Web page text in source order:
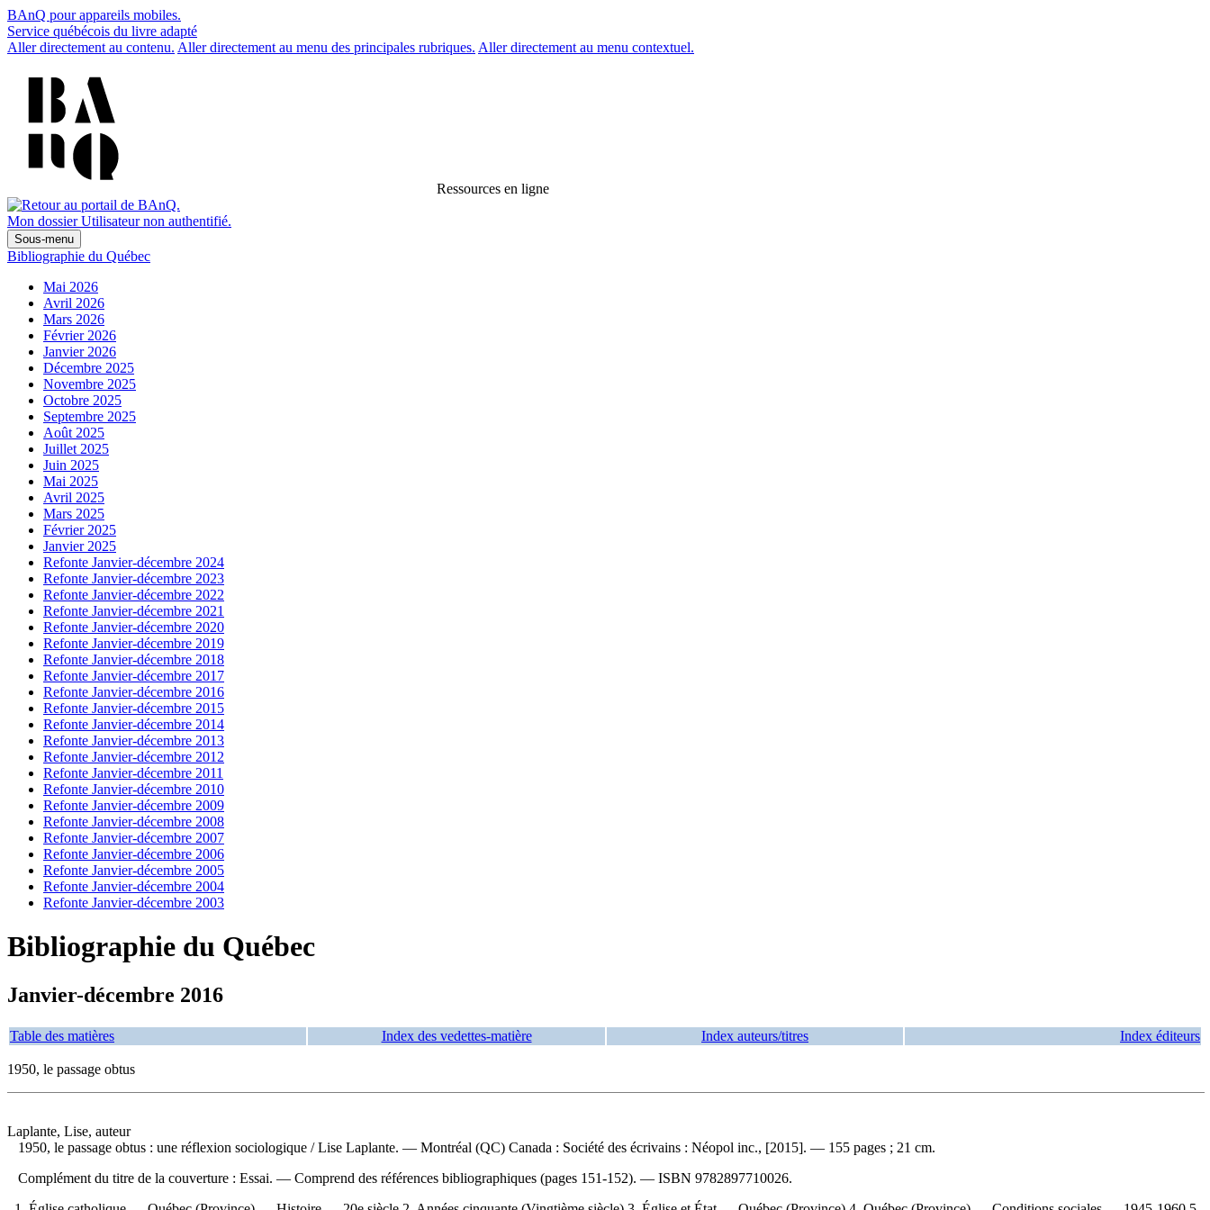
BAnQ pour appareils mobiles.
Service québécois du livre adapté
Aller directement au contenu. Aller directement au menu des principales rubriques. Aller directement au menu contextuel.
Ressources en ligne
Mon dossier Utilisateur non authentifié.
Sous-menu
Bibliographie du Québec
Mai 2026
Avril 2026
Mars 2026
Février 2026
Janvier 2026
Décembre 2025
Novembre 2025
Octobre 2025
Septembre 2025
Août 2025
Juillet 2025
Juin 2025
Mai 2025
Avril 2025
Mars 2025
Février 2025
Janvier 2025
Refonte Janvier-décembre 2024
Refonte Janvier-décembre 2023
Refonte Janvier-décembre 2022
Refonte Janvier-décembre 2021
Refonte Janvier-décembre 2020
Refonte Janvier-décembre 2019
Refonte Janvier-décembre 2018
Refonte Janvier-décembre 2017
Refonte Janvier-décembre 2016
Refonte Janvier-décembre 2015
Refonte Janvier-décembre 2014
Refonte Janvier-décembre 2013
Refonte Janvier-décembre 2012
Refonte Janvier-décembre 2011
Refonte Janvier-décembre 2010
Refonte Janvier-décembre 2009
Refonte Janvier-décembre 2008
Refonte Janvier-décembre 2007
Refonte Janvier-décembre 2006
Refonte Janvier-décembre 2005
Refonte Janvier-décembre 2004
Refonte Janvier-décembre 2003
Bibliographie du Québec
Janvier-décembre 2016
Table des matières Index des vedettes-matière Index auteurs/titres Index éditeurs
1950, le passage obtus
Laplante, Lise, auteur
1950, le passage obtus : une réflexion sociologique / Lise Laplante. — Montréal (QC) Canada : Société des écrivains : Néopol inc., [2015]. — 155 pages ; 21 cm.
Complément du titre de la couverture : Essai. — Comprend des références bibliographiques (pages 151-152). — ISBN 9782897710026.